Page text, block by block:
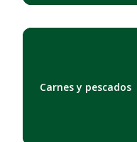
Carnes y pescados